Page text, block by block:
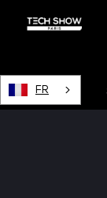
FR